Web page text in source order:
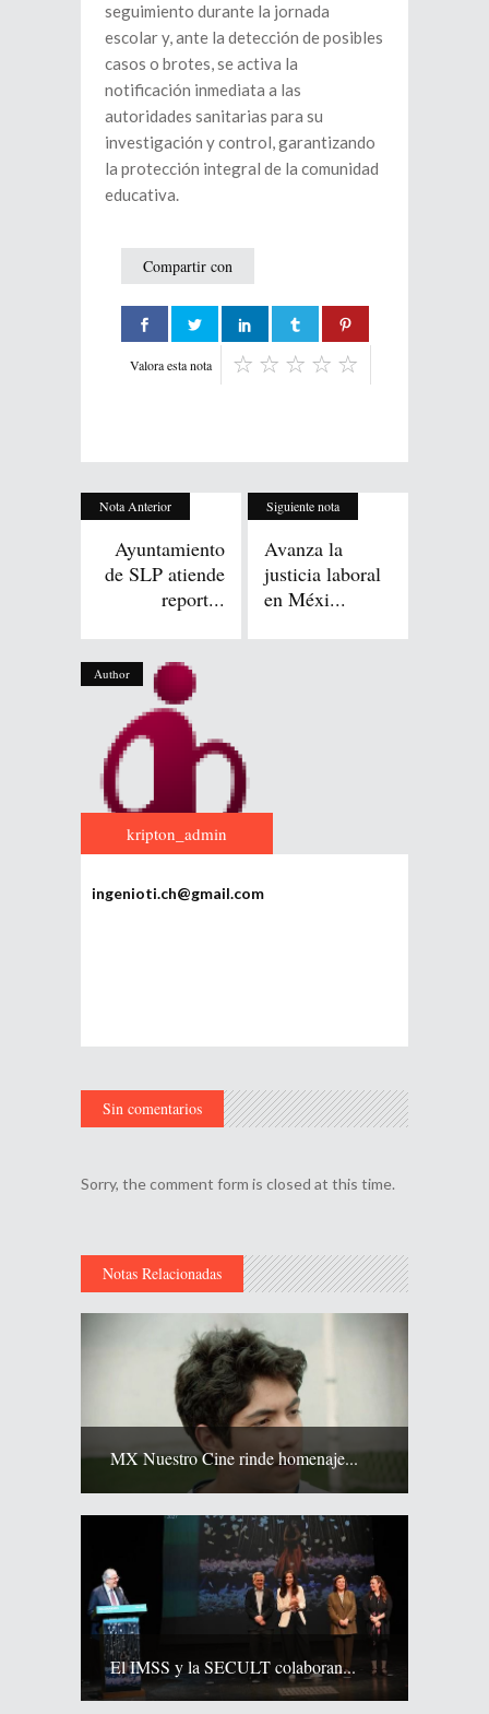
seguimiento durante la jornada
escolar y, ante la detección de posibles
casos o brotes, se activa la
notificación inmediata a las
autoridades sanitarias para su
investigación y control, garantizando
la protección integral de la comunidad
educativa.
Compartir con
Valora esta nota
Nota Anterior
Ayuntamiento
de SLP atiende
report...
Siguiente nota
Avanza la
justicia laboral
en Méxi...
Author
kripton_admin
ingenioti.ch@gmail.com
Sin comentarios
Sorry, the comment form is closed at this time.
Notas Relacionadas
MX Nuestro Cine rinde homenaje...
El IMSS y la SECULT colaboran...